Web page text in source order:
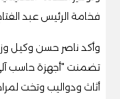
فخامة الرئيس عبد
وأكد ناصر حسن وكيل
تضمنت "أجهزة حاسب آلي
أثاث ودواليب وتخت